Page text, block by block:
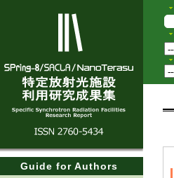
Guide for Authors